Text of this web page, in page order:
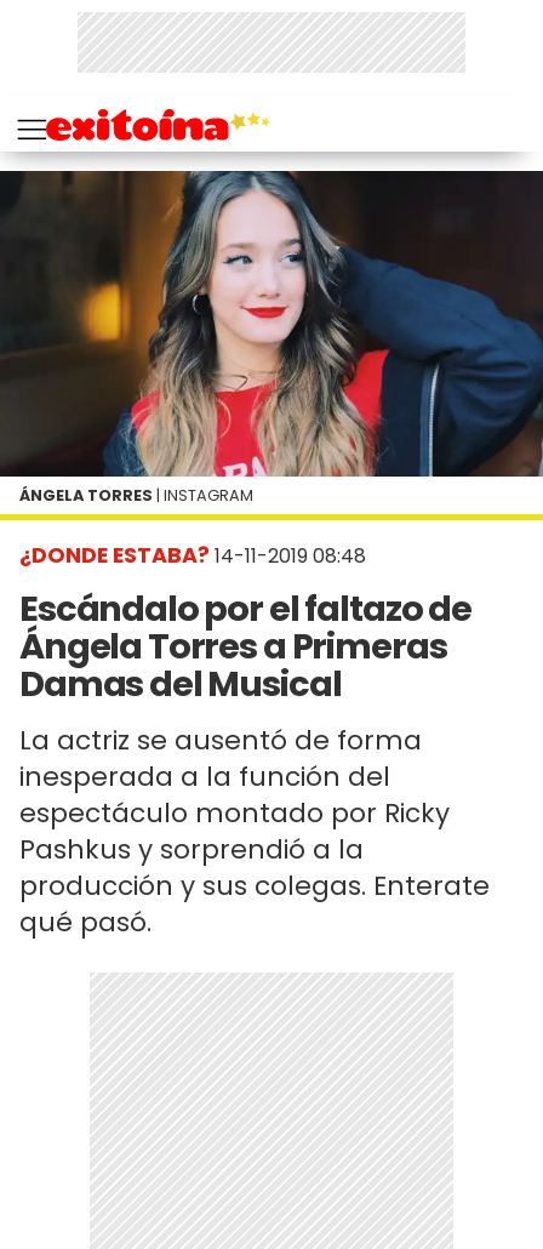
¿DONDE ESTABA? 14-11-2019 08:48
Escándalo por el faltazo de
Ángela Torres a Primeras
Damas del Musical
La actriz se ausentó de forma
inesperada a la función del
espectáculo montado por Ricky
Pashkus y sorprendió a la
producción y sus colegas. Enterate
qué pasó.
ÁNGELA TORRES | INSTAGRAM